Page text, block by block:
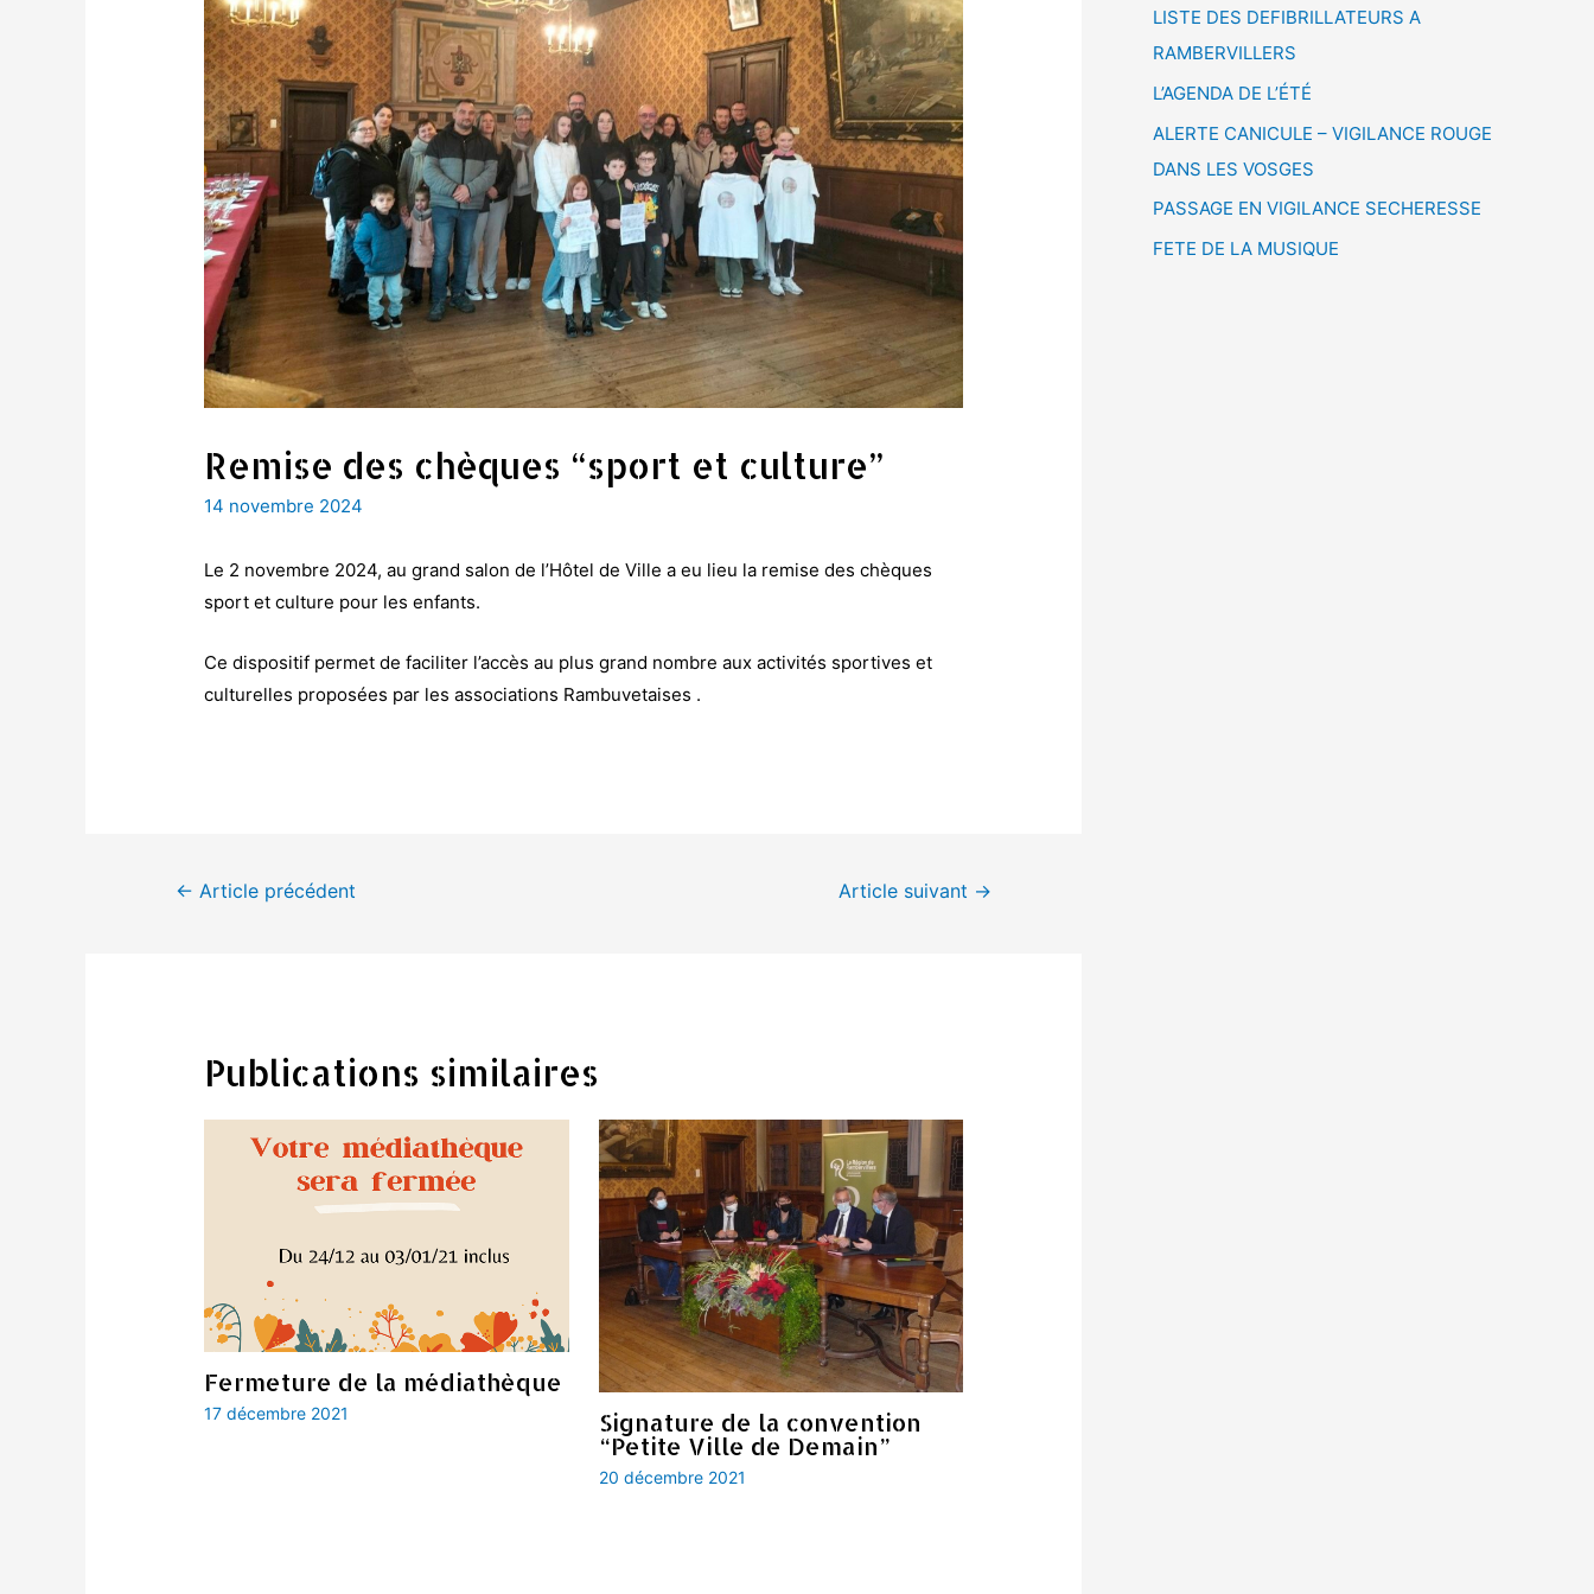
Remise des chèques “sport et culture”
14 novembre 2024
Le 2 novembre 2024, au grand salon de l’Hôtel de Ville a eu lieu la remise des chèques
sport et culture pour les enfants.
Ce dispositif permet de faciliter l’accès au plus grand nombre aux activités sportives et
culturelles proposées par les associations Rambuvetaises .
Navigation
← Article précédent Article suivant →
Publications similaires
Fermeture de la médiathèque
17 décembre 2021 Signature de la convention
“Petite Ville de Demain”
20 décembre 2021
LISTE DES DEFIBRILLATEURS A
RAMBERVILLERS
L’AGENDA DE L’ÉTÉ
ALERTE CANICULE – VIGILANCE ROUGE
DANS LES VOSGES
PASSAGE EN VIGILANCE SECHERESSE
FETE DE LA MUSIQUE